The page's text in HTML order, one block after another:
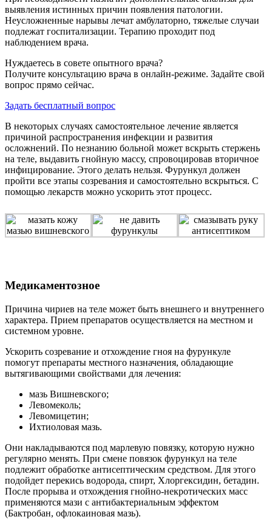
выявления истинных причин появления патологии.
Неусложненные нарывы лечат амбулаторно, тяжелые случаи
подлежат госпитализации. Терапию проходит под
наблюдением врача.
Нуждаетесь в совете опытного врача?
Получите консультацию врача в онлайн-режиме. Задайте свой
вопрос прямо сейчас.
Задать бесплатный вопрос
В некоторых случаях самостоятельное лечение является
причиной распространения инфекции и развития
осложнений. По незнанию больной может вскрыть стержень
на теле, выдавить гнойную массу, спровоцировав вторичное
инфицирование. Этого делать нельзя. Фурункул должен
пройти все этапы созревания и самостоятельно вскрыться. С
помощью лекарств можно ускорить этот процесс.
Медикаментозное
Причина чириев на теле может быть внешнего и внутреннего
характера. Прием препаратов осуществляется на местном и
системном уровне.
Ускорить созревание и отхождение гноя на фурункуле
помогут препараты местного назначения, обладающие
вытягивающими свойствами для лечения:
мазь Вишневского;
Левомеколь;
Левомицетин;
Ихтиоловая мазь.
Они накладываются под марлевую повязку, которую нужно
регулярно менять. При смене повязок фурункул на теле
подлежит обработке антисептическим средством. Для этого
подойдет перекись водорода, спирт, Хлоргексидин, бетадин.
После прорыва и отхождения гнойно-некротических масс
применяются мази с антибактериальным эффектом
(Бактробан, офлокаиновая мазь).